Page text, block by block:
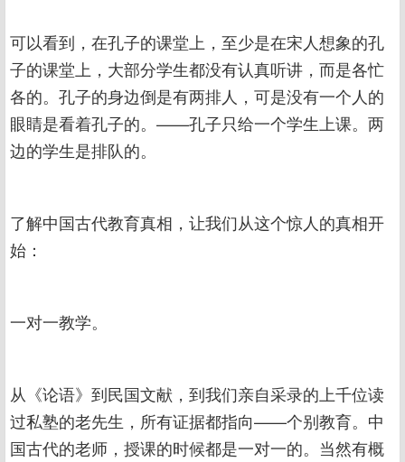
可以看到，在孔子的课堂上，至少是在宋人想象的孔
子的课堂上，大部分学生都没有认真听讲，而是各忙
各的。孔子的身边倒是有两排人，可是没有一个人的
眼睛是看着孔子的。——孔子只给一个学生上课。两
边的学生是排队的。
了解中国古代教育真相，让我们从这个惊人的真相开
始：
一对一教学。
从《论语》到民国文献，到我们亲自采录的上千位读
过私塾的老先生，所有证据都指向——个别教育。中
国古代的老师，授课的时候都是一对一的。当然有概